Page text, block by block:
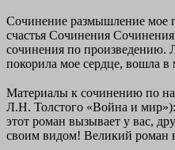
Сочинение размышление мое
счастья Сочинения
сочинения по произведению.
покорила мое сердце, вошла
Материалы к сочинению по
Л.Н. Толстого «Война и
этот роман вызывает у вас,
своим видом! Великий роман